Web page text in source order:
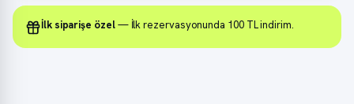
İlk siparişe özel— İlk rezervasyonunda 100 TL indirim.